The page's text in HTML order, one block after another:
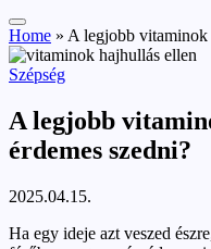
Home » A legjobb vitaminok
Posted
Szépség
A legjobb
érdemes szedni?
2025.04.15.
Ha egy ideje azt veszed